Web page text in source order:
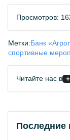
Просмотров:
Метки:Банк
спортивные
Читайте нас в
Последние